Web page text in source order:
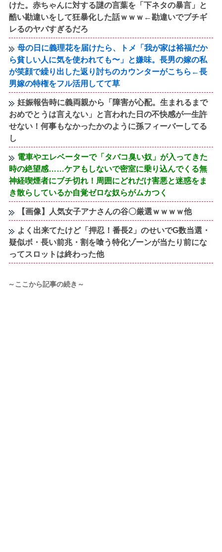
けた。赤ちゃんに対する謎の言葉を「下ネタの暴言」と
酷い勘違いをして狂暴化した話ｗｗｗ←勘違いでブチギ
レるのヤバすぎるだろ
母の日に義理花を届けたら、トメ「我が家は裕福だか
ら貧しい人に気を使われても〜」と嫌味。長男の嫁の私
が笑顔で繰り出した返り討ちのカウンターがこちら←長
男嫁の特権をフル活用してて草
妊娠報告時に義両親から「障害が心配。生まれるまで
おめでとうは言えない」と言われた日の不快感が一生許
せない！何事もなかったかのように孫フィーバーしてる
し
電車やエレベーターで「タバコ臭い奴」が入ってきた
時の絶望感……ケアもしないで密室に乗り込んでくる無
神経喫煙者にブチ切れ！周囲にどれだけ害悪と迷惑をま
き散らしているか自覚ゼロな奴らがムカつく
【画像】人気女子アナさんの谷〇厳選ｗｗｗｗ他
よく出来てたけど「押忍！番長2」のせいでG数当選・
疑似ボ・長い前兆・割を喰う特化ゾーンが当たり前にな
ってスロットは終わった他
～ここから記事の続き～